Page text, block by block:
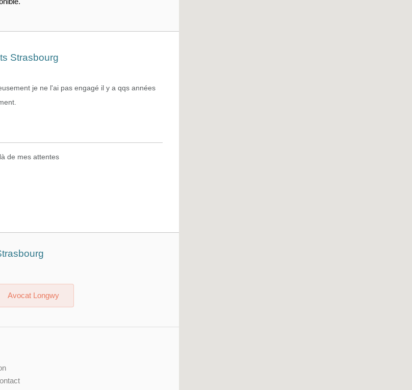
Strasbourg
je ne l'ai pas engagé il y a qqs années
de mes attentes
Avocat Longwy